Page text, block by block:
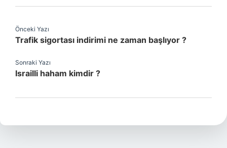
Önceki Yazı
Trafik sigortası indirimi ne zaman başlıyor ?
Sonraki Yazı
Israilli haham kimdir ?